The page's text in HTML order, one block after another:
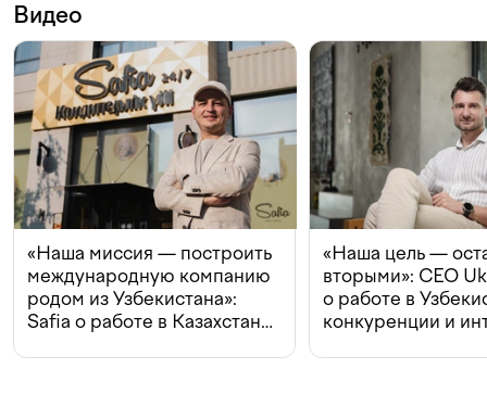
Видео
«Наша миссия — построить
международную компанию
родом из Узбекистана»:
Safia о работе в Казахстане,
«Наша цель —
вторыми»: CEO
о работе в
конкуренции и